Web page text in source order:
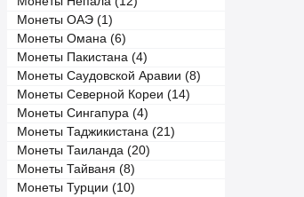
Монеты ОАЭ (1)
Монеты Омана (6)
Монеты Пакистана (4)
Монеты Саудовской Аравии (8)
Монеты Северной Кореи (14)
Монеты Сингапура (4)
Монеты Таджикистана (21)
Монеты Таиланда (20)
Монеты Тайваня (8)
Монеты Турции (10)